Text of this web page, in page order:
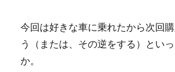
今回は好きな車に乗れたから次回
う（または、その逆をする）とい
か。